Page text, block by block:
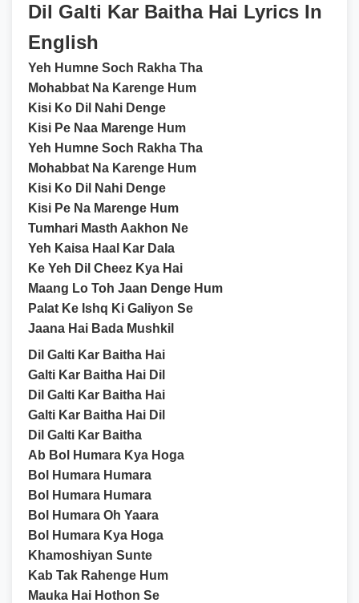
Dil Galti Kar Baitha Hai Lyrics In
English
Yeh Humne Soch Rakha Tha
Mohabbat Na Karenge Hum
Kisi Ko Dil Nahi Denge
Kisi Pe Naa Marenge Hum
Yeh Humne Soch Rakha Tha
Mohabbat Na Karenge Hum
Kisi Ko Dil Nahi Denge
Kisi Pe Na Marenge Hum
Tumhari Masth Aakhon Ne
Yeh Kaisa Haal Kar Dala
Ke Yeh Dil Cheez Kya Hai
Maang Lo Toh Jaan Denge Hum
Palat Ke Ishq Ki Galiyon Se
Jaana Hai Bada Mushkil
Dil Galti Kar Baitha Hai
Galti Kar Baitha Hai Dil
Dil Galti Kar Baitha Hai
Galti Kar Baitha Hai Dil
Dil Galti Kar Baitha
Ab Bol Humara Kya Hoga
Bol Humara Humara
Bol Humara Humara
Bol Humara Oh Yaara
Bol Humara Kya Hoga
Khamoshiyan Sunte
Kab Tak Rahenge Hum
Mauka Hai Hothon Se